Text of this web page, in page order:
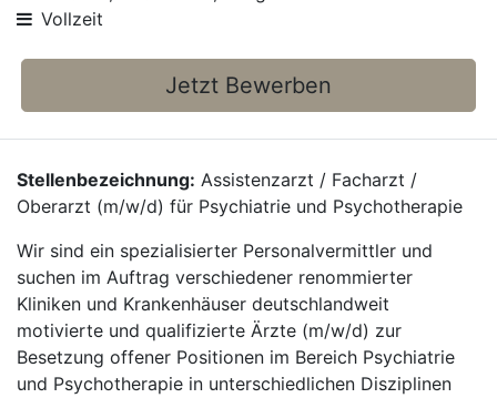
Vollzeit
Jetzt Bewerben
Stellenbezeichnung: Assistenzarzt / Facharzt /
Oberarzt (m/w/d) für Psychiatrie und Psychotherapie
Wir sind ein spezialisierter Personalvermittler und
suchen im Auftrag verschiedener renommierter
Kliniken und Krankenhäuser deutschlandweit
motivierte und qualifizierte Ärzte (m/w/d) zur
Besetzung offener Positionen im Bereich Psychiatrie
und Psychotherapie in unterschiedlichen Disziplinen